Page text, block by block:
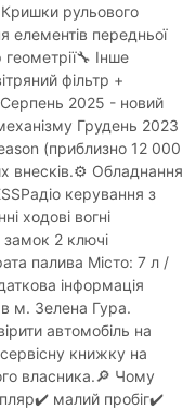
Кришки рульового
елементів передньої
Інше
фільтр +
Серпень 2025 - новий
Грудень 2023
(приблизно 12 000
внесків.⚙️ Обладнання
керування з
ходові вогні
2 ключі
палива Місто: 7 л /
інформація
м. Зелена Гура.
автомобіль на
книжку на
власника.🔎 Чому
малий пробіг✔️